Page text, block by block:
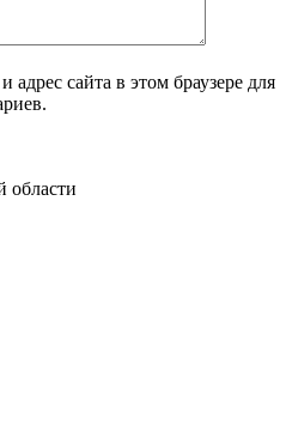
сайта в этом браузере для
области